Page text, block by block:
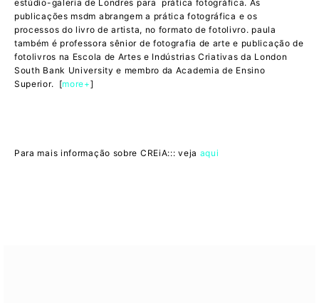
estúdio-galeria de Londres para prática fotográfica. As
publicações msdm abrangem a prática fotográfica e os
processos do livro de artista, no formato de fotolivro. paula
também é professora sênior de fotografia de arte e publicação de
fotolivros na Escola de Artes e Indústrias Criativas da London
South Bank University e membro da Academia de Ensino
Superior. [more+]
Para mais informação sobre CREiA::: veja aqui